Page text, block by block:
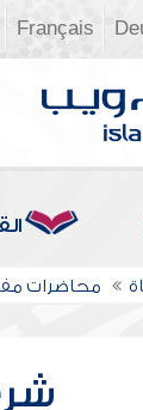
Français
محاضرات